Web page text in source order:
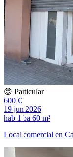
😍 Particular
600 €
19 jun 2026
hab 1 ba 60 m²
Local comercial en